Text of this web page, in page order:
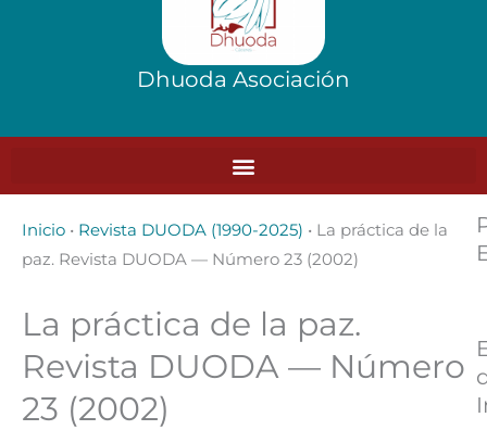
Dhuoda Asociación
Inicio • Revista DUODA (1990-2025) • La práctica de la
paz. Revista DUODA — Número 23 (2002)
La práctica de la paz.
Revista DUODA — Número
23 (2002)